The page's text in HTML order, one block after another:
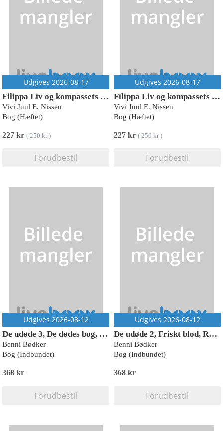
Udgives 2026-08-17
Filippa Liv og kompassets hemmelighed
Vivi Juul E. Nissen
Bog (Hæftet)
227 kr ( 250 kr)
Forudbestil
Udgives 2026-08-17
Filippa Liv og kompassets hemmelighed
Vivi Juul E. Nissen
Bog (Hæftet)
227 kr ( 250 kr)
Forudbestil
Udgives 2026-08-12
De udøde 3, De dødes bog, Rød Læseklub
Benni Bødker
Bog (Indbundet)
368 kr
Forudbestil
Udgives 2026-08-12
De udøde 2, Friskt blod, Rød Læseklub
Benni Bødker
Bog (Indbundet)
368 kr
Forudbestil